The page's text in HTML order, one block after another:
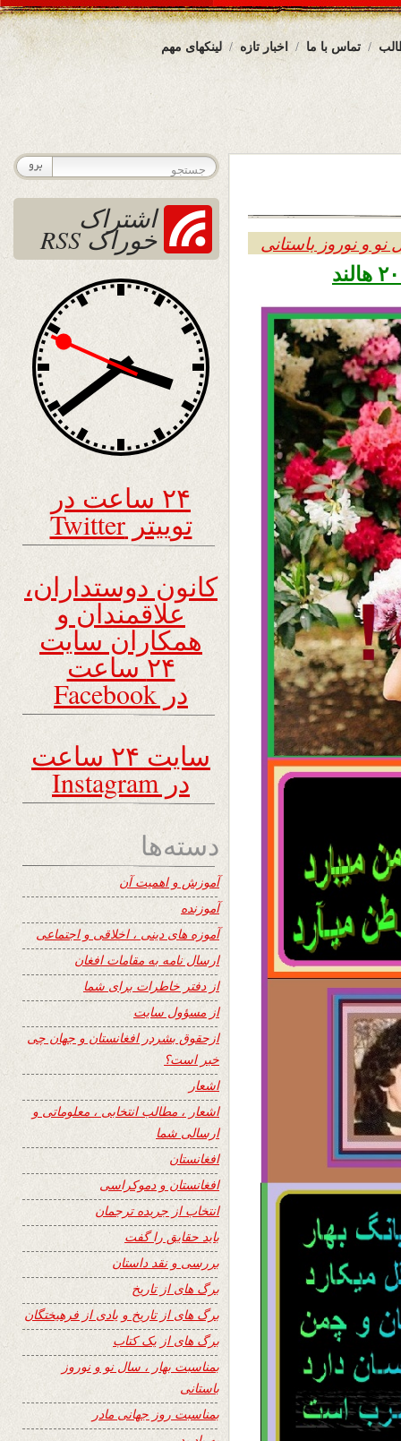
لینکهای مهم اخبار تازه تماس با ما
نو و نوروز باستانی
اشتراک
خوراک RSS
۲۴ ساعت در
توییتر Twitter
کانون دوستداران،
علاقمندان و
همکاران سایت
۲۴ ساعت
در Facebook
سایت ۲۴ ساعت
در Instagram
دسته‌ها
آموزش و اهمیت آن
آموزنده
آموزه های دینی ، اخلاقی و اجتماعی
ارسال نامه به مقامات افغان
از دفتر خاطرات برای شما
از مسؤول سایت
ازحقوق بشردر افغانستان و جهان چی
خبر است؟
اشعار
اشعار ، مطالب انتخابی ، معلوماتی و
ارسالی شما
افغانستان
افغانستان و دموکراسی
انتخاب از جریده ترجمان
باید حقایق را گفت
بررسی و نقد داستان
برگ های از تاریخ
برگ های از تاریخ و یادی از فرهیختگان
برگ های از یک کتاب
بمناسبت بهار ، سال نو و نوروز
باستانی
بمناسبت روز جهانی مادر